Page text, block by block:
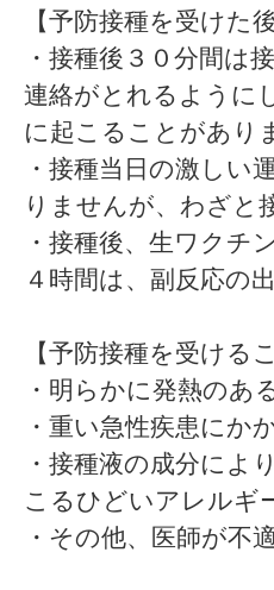
【予防接種を受けた
・接種後３０分間は
連絡がとれるように
に起こることがあり
・接種当日の激しい
りませんが、わざと
・接種後、生ワクチ
４時間は、副反応の
【予防接種を受ける
・明らかに発熱のあ
・重い急性疾患にか
・接種液の成分によ
こるひどいアレルギ
・その他、医師が不